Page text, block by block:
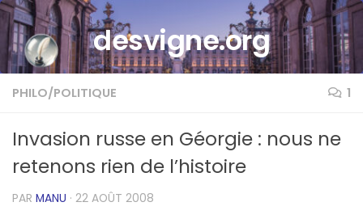
Skip to contentdesvigne.org
PHILO/POLITIQUE 1
Invasion russe en Géorgie : nous ne
retenons rien de l’histoire
PAR MANU · 22 AOÛT 2008